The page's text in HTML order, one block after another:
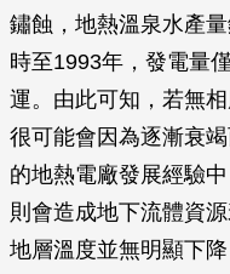
鏽蝕，地熱溫泉水產
時至1993年，發電量
運。由此可知，若無
很可能會因為逐漸衰
的地熱電廠發展經驗
則會造成地下流體資
地層溫度並無明顯下